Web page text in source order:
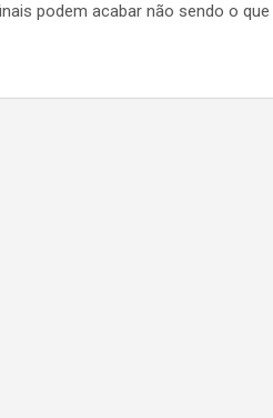
podem acabar não sendo o que